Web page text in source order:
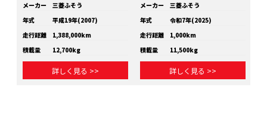
メーカー
三菱ふそう
年式
平成19年(2007)
走行距離
1,388,000km
積載量
12,700kg
詳しく見る >>
メーカー
三菱ふそう
年式
令和7年(2025)
走行距離
1,000km
積載量
11,500kg
詳しく見る >>